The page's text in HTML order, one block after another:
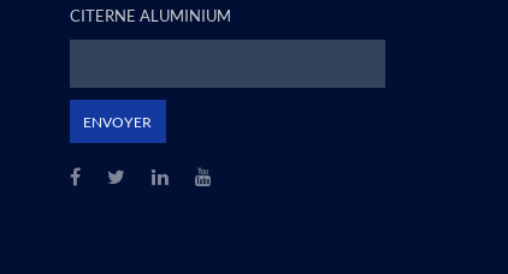
CITERNE ALUMINIUM